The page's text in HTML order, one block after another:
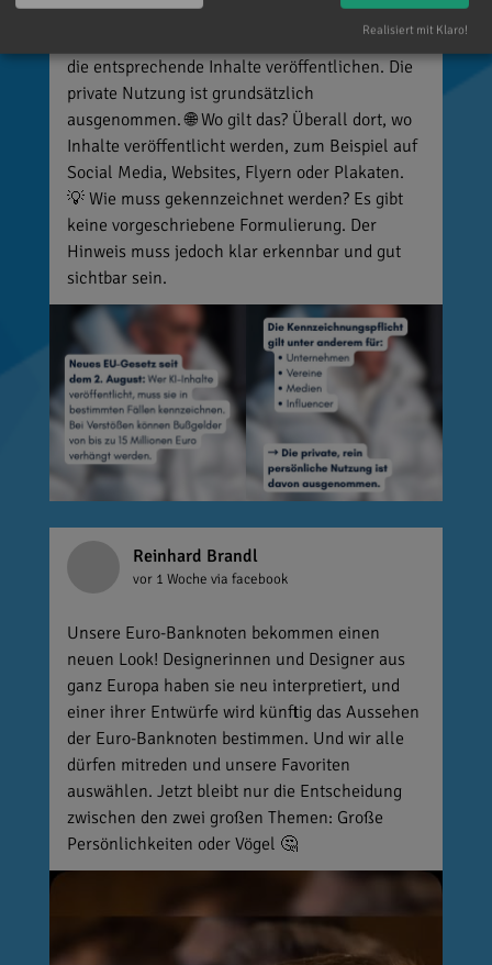
Deepfakes). 👥 Wer ist betroffen? Unternehmen,
Vereine, Medien, Influencer und viele weitere,
die entsprechende Inhalte veröffentlichen. Die
private Nutzung ist grundsätzlich
ausgenommen. 🌐 Wo gilt das? Überall dort, wo
Inhalte veröffentlicht werden, zum Beispiel auf
Social Media, Websites, Flyern oder Plakaten.
💡 Wie muss gekennzeichnet werden? Es gibt
keine vorgeschriebene Formulierung. Der
Hinweis muss jedoch klar erkennbar und gut
sichtbar sein.
Reinhard Brandl
vor 1 Woche via facebook
Unsere Euro-Banknoten bekommen einen
neuen Look! Designerinnen und Designer aus
ganz Europa haben sie neu interpretiert, und
einer ihrer Entwürfe wird künftig das Aussehen
der Euro-Banknoten bestimmen. Und wir alle
dürfen mitreden und unsere Favoriten
auswählen. Jetzt bleibt nur die Entscheidung
zwischen den zwei großen Themen: Große
Persönlichkeiten oder Vögel 🤔
Realisiert mit Klaro!